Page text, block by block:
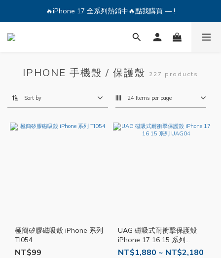
🔥iPhone 17 全系列熱銷中🔥點我購買 — !
🔥iPhone 17 全系列熱銷中🔥點我購買 — !
💕加入Q哥 Line 新好友領優惠券！🎫
IPHONE 手機殼 / 保護殼 227 products
Sort by 24 Items per page
極簡矽膠磁吸殼 iPhone 系列
TI054
NT$99
UAG 磁吸式耐衝擊保護殼
iPhone 17 16 15 系列
UAG04
NT$1,880 ~ NT$2,180